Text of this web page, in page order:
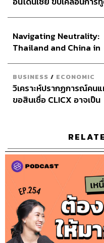
TAGS: Podcast บัตรเครดิต
The Standard Podcast
The Money Case by
THE
สำนัก
ทีมข่าว
อินโดนีเซีย
Navigating Neutrality:
Thailand and China in
BUSINESS / ECONOMIC
วิเคราะห์ปรากฏการณ์คน
ขอสินเชื่อ CLICX อาจเป็น